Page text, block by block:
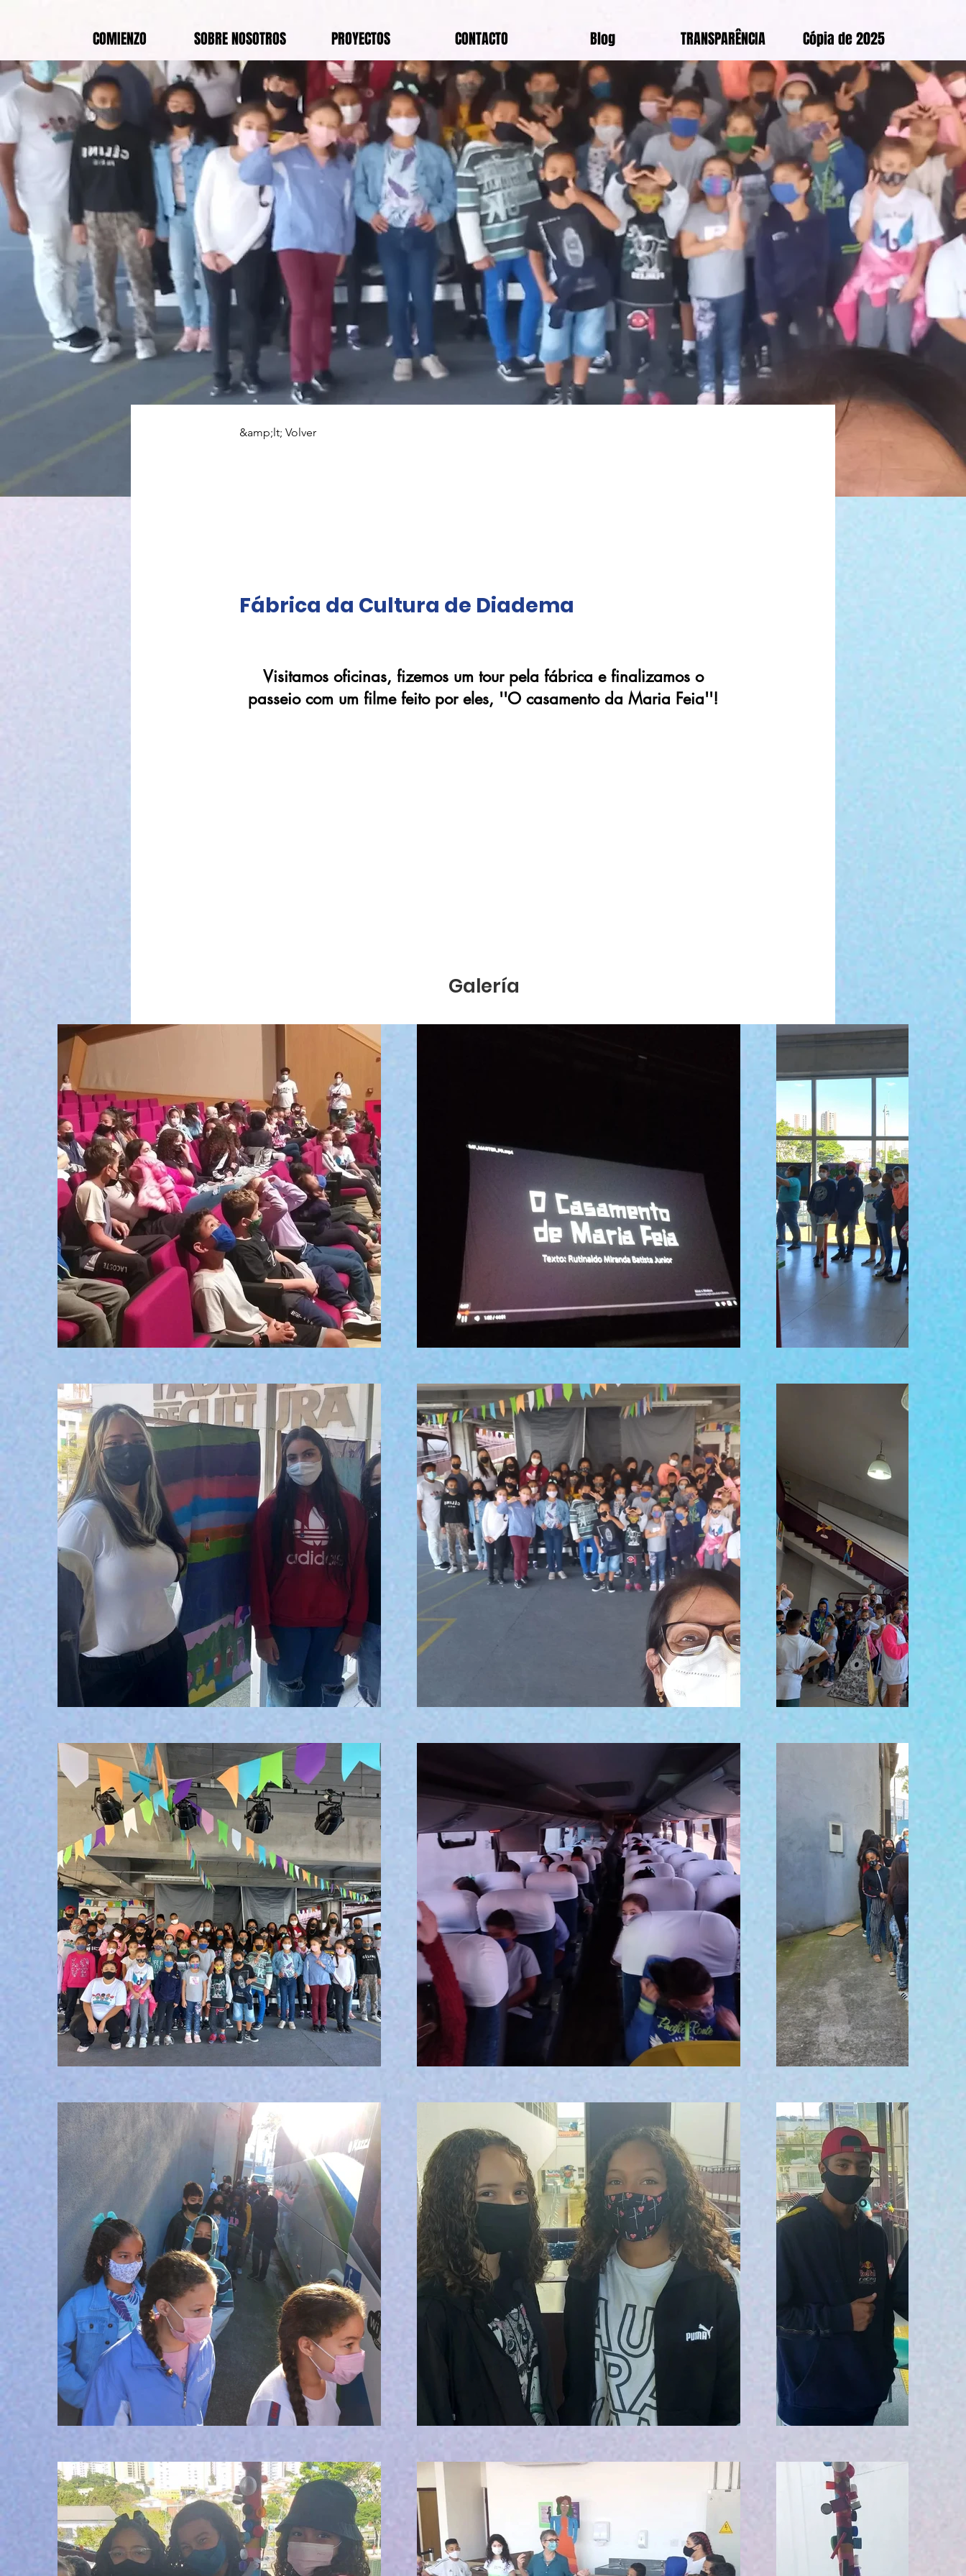
COMIENZO SOBRE NOSOTROS PROYECTOS CONTACTO Blog TRANSPARÊNCIA Cópia de 2025
&amp;lt; Volver
Fábrica da Cultura de Diadema
Visitamos oficinas, fizemos um tour pela fábrica e finalizamos o
passeio com um filme feito por eles, ''O casamento da Maria Feia''!
Galería